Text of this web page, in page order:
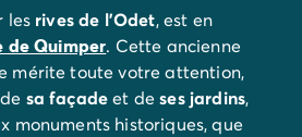
les rives de l'Odet, est en
de Quimper. Cette ancienne
mérite toute votre attention,
sa façadeet deses jardins,
monuments historiques, que